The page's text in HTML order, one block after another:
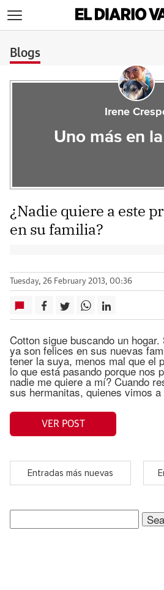
Blogs
Irene
Uno más en
¿Nadie quiere a este
en su familia?
Tuesday, 26 February 2013, 00:36
Cotton sigue buscando un
ya son felices en sus nuevas
tener la suya, menos mal que el
lo que está pasando porque nos
nadie me quiere a mí? Cuando
sus hermanitas, quienes vimos
VER POST
Entradas más nuevas
Search
for: